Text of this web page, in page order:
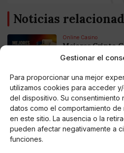
Gestionar el
Para proporcionar una mejor
utilizamos cookies para acceder
del dispositivo. Su consentimiento
datos como el comportamiento de
en este sitio. La ausencia o la
pueden afectar negativamente a
funciones.
Noticias
Online Casino
Mejores Cripto
Colombia 2025:
Online Casino
Mejores
Criptomonedas
Online Casino
Mejores casinos